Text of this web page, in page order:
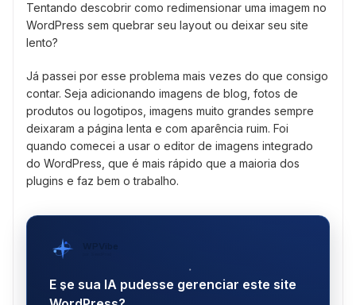
Tentando descobrir como redimensionar uma imagem no
WordPress sem quebrar seu layout ou deixar seu site
lento?
Já passei por esse problema mais vezes do que consigo
contar. Seja adicionando imagens de blog, fotos de
produtos ou logotipos, imagens muito grandes sempre
deixaram a página lenta e com aparência ruim. Foi
quando comecei a usar o editor de imagens integrado
do WordPress, que é mais rápido que a maioria dos
plugins e faz bem o trabalho.
WPVibe
E se sua IA pudesse gerenciar este site